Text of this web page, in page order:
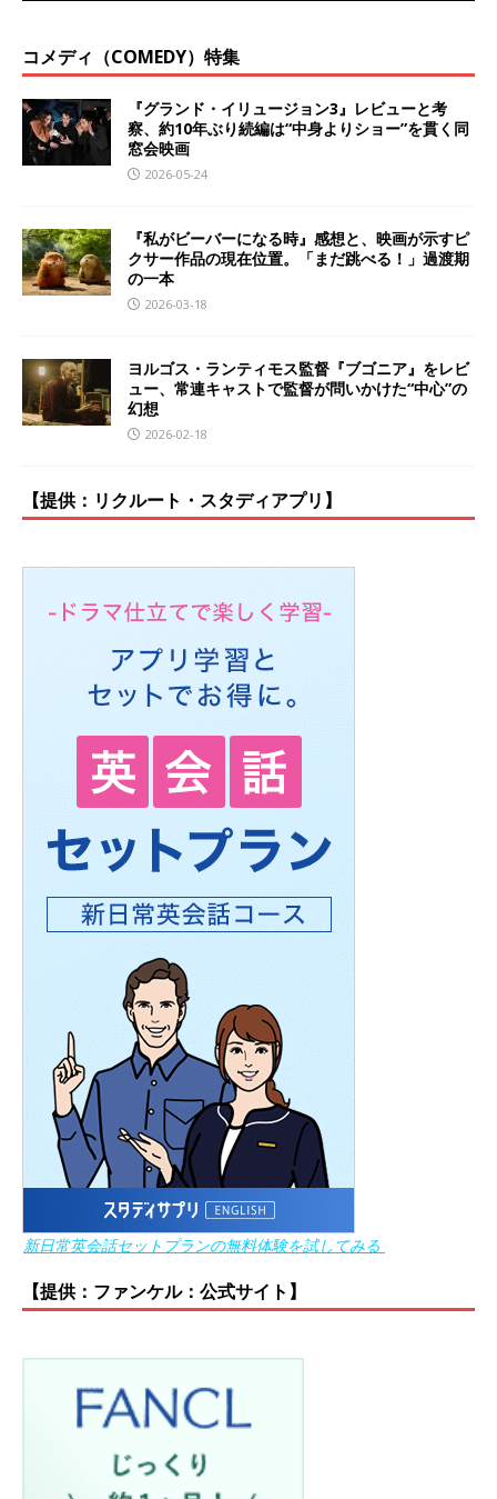
コメディ（COMEDY）特集
『グランド・イリュージョン3』レビューと考
察、約10年ぶり続編は“中身よりショー”を貫く同
窓会映画
2026-05-24
『私がビーバーになる時』感想と、映画が示すピ
クサー作品の現在位置。「まだ跳べる！」過渡期
の一本
2026-03-18
ヨルゴス・ランティモス監督『ブゴニア』をレビ
ュー、常連キャストで監督が問いかけた“中心”の
幻想
2026-02-18
【提供：リクルート・スタディアプリ】
新日常英会話セットプランの無料体験を試してみる
【提供：ファンケル：公式サイト】